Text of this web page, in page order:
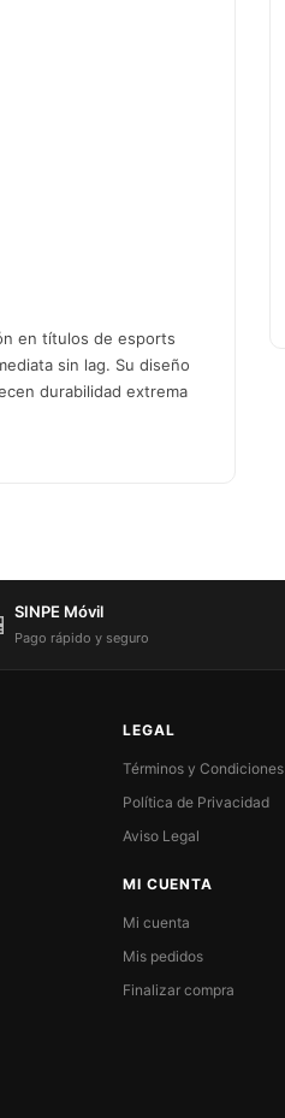
en títulos de esports
sin lag. Su diseño
durabilidad extrema
SINPE Móvil
Pago rápido y seguro
LEGAL
Términos y Condiciones
Política de Privacidad
Aviso Legal
MI CUENTA
Mi cuenta
Mis pedidos
Finalizar compra